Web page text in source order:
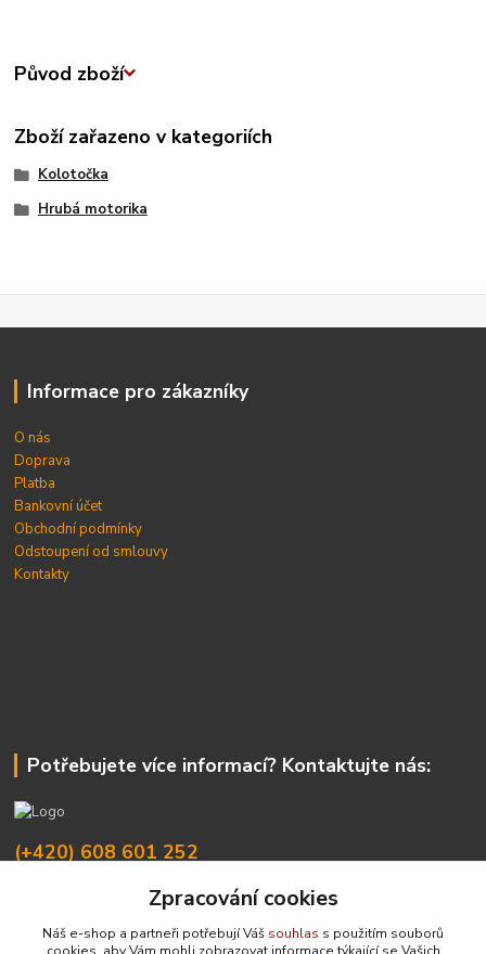
Původ zboží
Zboží zařazeno v kategoriích
Kolotočka
Hrubá motorika
Informace pro zákazníky
O nás
Doprava
Platba
Bankovní účet
Obchodní podmínky
Odstoupení od smlouvy
Kontakty
Potřebujete více informací? Kontaktujte nás:
(+420) 608 601 252
info@domdom.czZpracování cookies
Náš e-shop a partneři potřebují Váš souhlas s použitím souborů